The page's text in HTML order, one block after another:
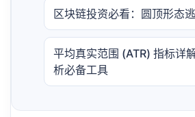
区块链投资必看：圆顶形态
平均真实范围 (ATR) 指标详
析必备工具